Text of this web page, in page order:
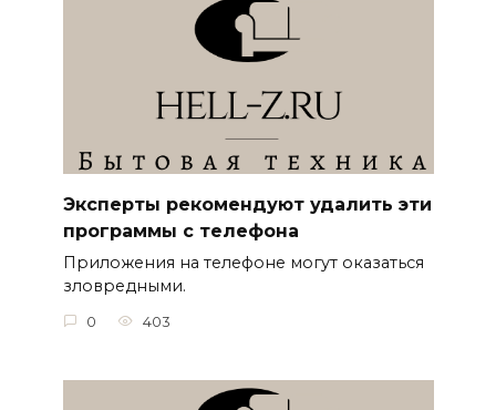
Эксперты рекомендуют удалить эти
программы с телефона
Приложения на телефоне могут оказаться
зловредными.
0 403